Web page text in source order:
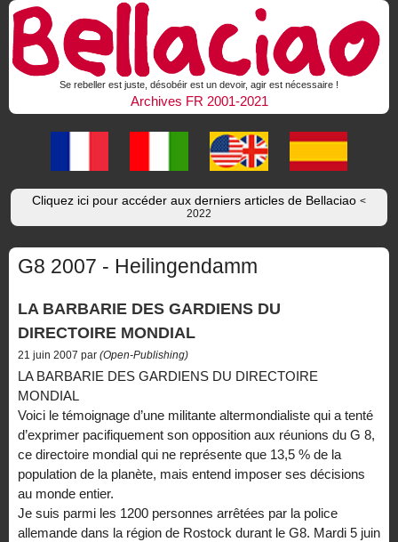
Se rebeller est juste, désobéir est un devoir, agir est nécessaire !
Archives FR 2001-2021
Cliquez ici pour accéder aux derniers articles de Bellaciao <
2022
G8 2007 - Heilingendamm
LA BARBARIE DES GARDIENS DU
DIRECTOIRE MONDIAL
21 juin 2007 par (Open-Publishing)
LA BARBARIE DES GARDIENS DU DIRECTOIRE
MONDIAL
Voici le témoignage d’une militante altermondialiste qui a tenté
d’exprimer pacifiquement son opposition aux réunions du G 8,
ce directoire mondial qui ne représente que 13,5 % de la
population de la planète, mais entend imposer ses décisions
au monde entier.
Je suis parmi les 1200 personnes arrêtées par la police
allemande dans la région de Rostock durant le G8. Mardi 5 juin